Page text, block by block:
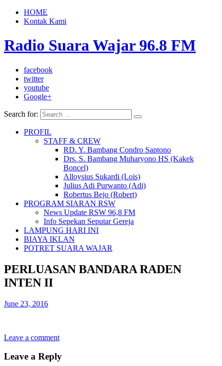
HOME
Kontak Kami
Radio Suara Wajar 96.8 FM
facebook
twitter
youtube
Google+
Search for:
PROFIL
STAFF & CREW
RD. Y. Bambang Condro Saptono
Drs. S. Bambang Muharyono HS (Kakek
Boncel)
Alloysius Sukardi (Lois)
Julius Adi Purwanto (Adi)
Robertus Bejo (Robert)
PROGRAM SIARAN RSW
News Update RSW 96,8 FM
Info Sepekan Seputar Gereja
LAMPUNG HARI INI
BIAYA IKLAN
POTRET SUARA WAJAR
PERLUASAN BANDARA RADEN
INTEN II
June 23, 2016
Leave a comment
Leave a Reply